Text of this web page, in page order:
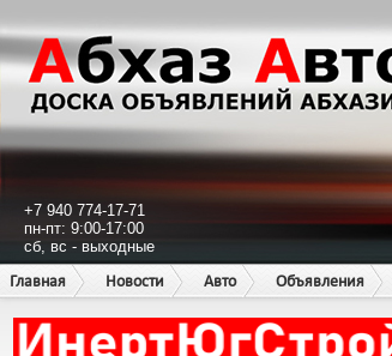
+7 940 774-17-71
пн-пт: 9:00-17:00
сб, вс - выходные
Главная
Новости Авто Объявления